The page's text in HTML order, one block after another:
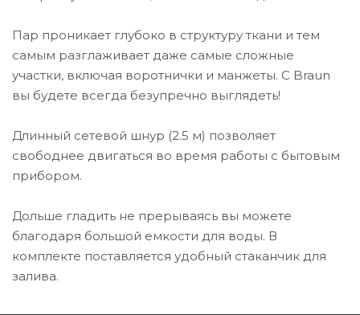
Пар проникает глубоко в структуру ткани и тем
самым разглаживает даже самые сложные
участки, включая воротнички и манжеты. С Braun
вы будете всегда безупречно выглядеть!
Длинный сетевой шнур (2.5 м) позволяет
свободнее двигаться во время работы с бытовым
прибором.
Дольше гладить не прерываясь вы можете
благодаря большой емкости для воды. В
комплекте поставляется удобный стаканчик для
залива.